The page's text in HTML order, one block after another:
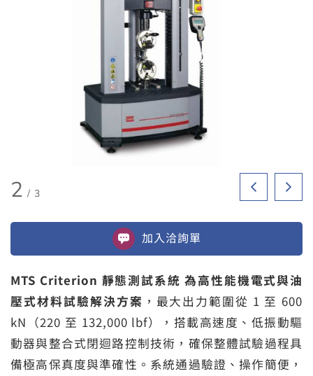
2 / 3
加入洽詢單
MTS Criterion 靜態測試系統 為高性能機電式與油
壓式材料試驗解決方案 ，最大出力範圍從 1 至 600
kN（220 至 132,000 lbf），搭載高速度、低振動驅
動器與整合式閉迴路控制技術，確保整體試驗過程具
備極高保真度與準確性。系統通過驗證、操作簡便，